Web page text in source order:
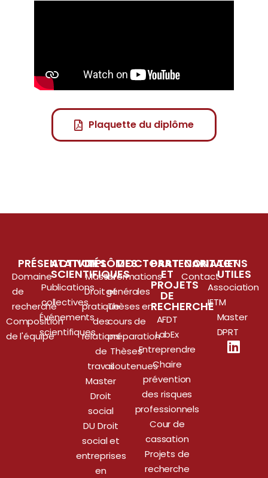
Plaquette du diplôme
PRÉSENTATION
Domaine
de
recherche
Composition
de l'équipe
ACTIVITÉS
SCIENTIFIQUES
Publications
collectives
Événements
scientifiques
DIPLÔMES
Master
Droit et
pratique
des
relations
de
travail
Master
Droit
social
DU Droit
social et
entreprises
en
DOCTORAT
Informations
générales
Thèses en
cours de
préparation
Thèses
soutenues
PARTENARIATS
ET
PROJETS
DE
RECHERCHE
AFDT
LabEx
Entreprendre
Chaire
prévention
des risques
professionnels
Cour de
cassation
Projets de
recherche
CONTACT
Contact
LIENS
UTILES
Association
IETM
Master
DPRT